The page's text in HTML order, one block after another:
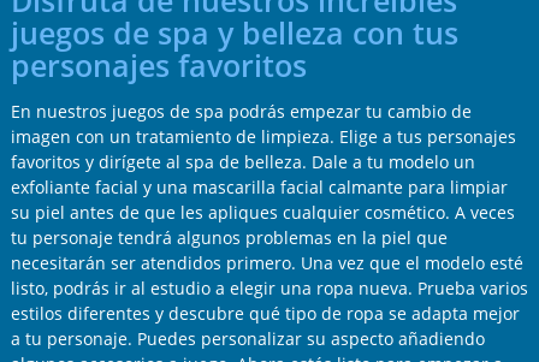
juegos de spa y belleza con tus
personajes favoritos
En nuestros juegos de spa podrás empezar tu cambio de
imagen con un tratamiento de limpieza. Elige a tus personajes
favoritos y dirígete al spa de belleza. Dale a tu modelo un
exfoliante facial y una mascarilla facial calmante para limpiar
su piel antes de que les apliques cualquier cosmético. A veces
tu personaje tendrá algunos problemas en la piel que
necesitarán ser atendidos primero. Una vez que el modelo esté
listo, podrás ir al estudio a elegir una ropa nueva. Prueba varios
estilos diferentes y descubre qué tipo de ropa se adapta mejor
a tu personaje. Puedes personalizar su aspecto añadiendo